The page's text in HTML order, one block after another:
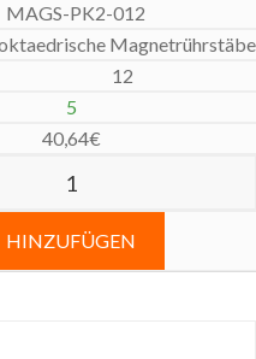
MAGS-PK2-012
Magnetrührstäbe
12
5
40,64€
HINZUFÜGEN